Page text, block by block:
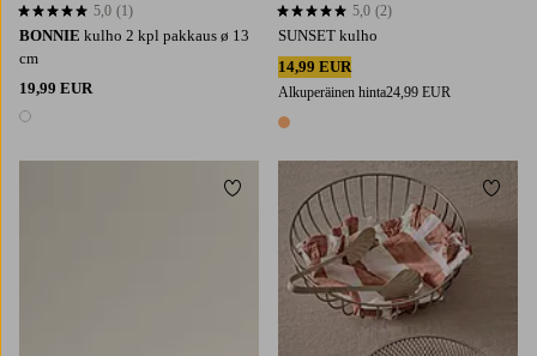
BONNIE kulho 2 kpl pakkaus ø 13
cm
19,99 EUR
1 väri
5,0 perustuen 1 arvosanaan
5,0 (1)
SUNSET kulho
14,99 EUR
Alkuperäinen hinta24,99 EUR
1 väri
5,0 perustuen 2 arvosanaan
5,0 (2)
Lisää suosikkeihin Lisää